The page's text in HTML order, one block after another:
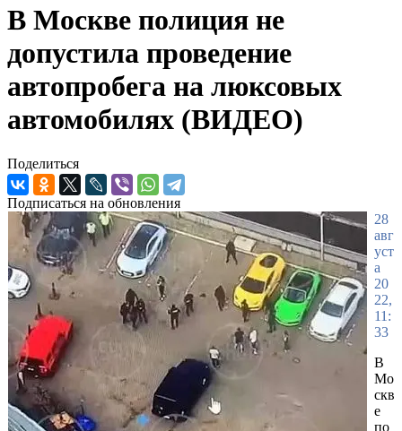
В Москве полиция не
допустила проведение
автопробега на люксовых
автомобилях (ВИДЕО)
Поделиться
Подписаться на обновления
28
авг
уст
а
20
22,
11:
33
В
Мо
скв
е
по